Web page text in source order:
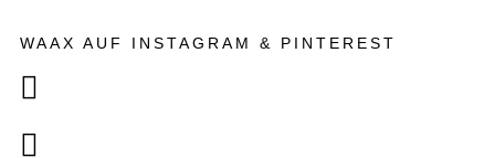
WAAX AUF INSTAGRAM & PINTEREST